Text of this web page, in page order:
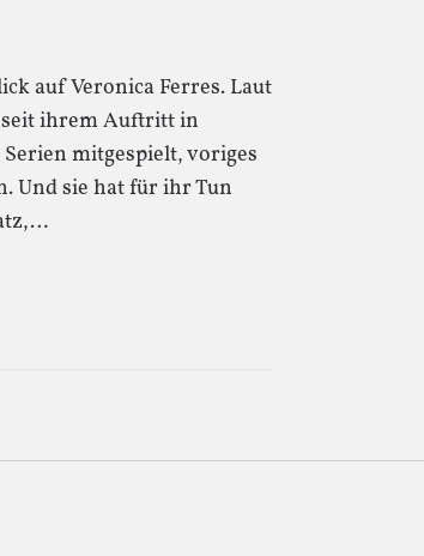
auf Veronica Ferres. Laut
seit ihrem Auftritt in
mitgespielt, voriges
Und sie hat für ihr Tun